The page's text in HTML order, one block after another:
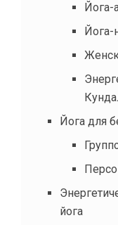
Йога-
Йога-
Йога для
йога